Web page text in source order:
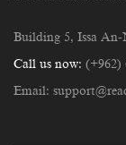
Building 5, Issa
Call us now: (+962)
Email: